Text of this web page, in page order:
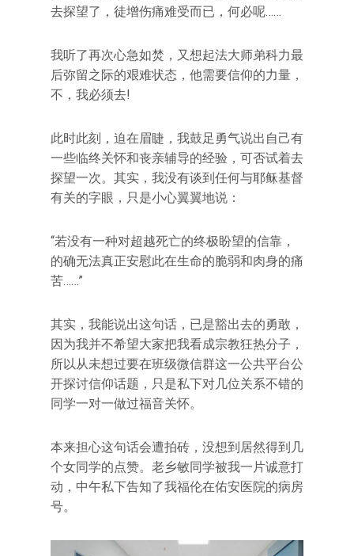
去探望了，徒增伤痛难受而已，何必呢……
我听了再次心急如焚，又想起法大师弟科力最
后弥留之际的艰难状态，他需要信仰的力量，
不，我必须去!
此时此刻，迫在眉睫，我鼓足勇气说出自己有
一些临终关怀和丧亲辅导的经验，可否试着去
探望一次。其实，我没有谈到任何与耶稣基督
有关的字眼，只是小心翼翼地说：
“若没有一种对超越死亡的终极盼望的信靠，
的确无法真正安慰此在生命的脆弱和肉身的痛
苦……”
其实，我能说出这句话，已是豁出去的勇敢，
因为我并不希望大家把我看成宗教狂热分子，
所以从未想过要在班级微信群这一公共平台公
开探讨信仰话题，只是私下对几位关系不错的
同学一对一做过福音关怀。
本来担心这句话会遭拍砖，没想到居然得到几
个女同学的点赞。老乡敏同学被我一片诚意打
动，中午私下告知了我福伦在佑安医院的病房
号。